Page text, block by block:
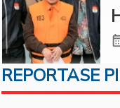
REPORTASE